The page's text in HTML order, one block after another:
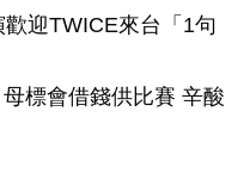
迎TWICE來台「1句
標會借錢供比賽 辛酸